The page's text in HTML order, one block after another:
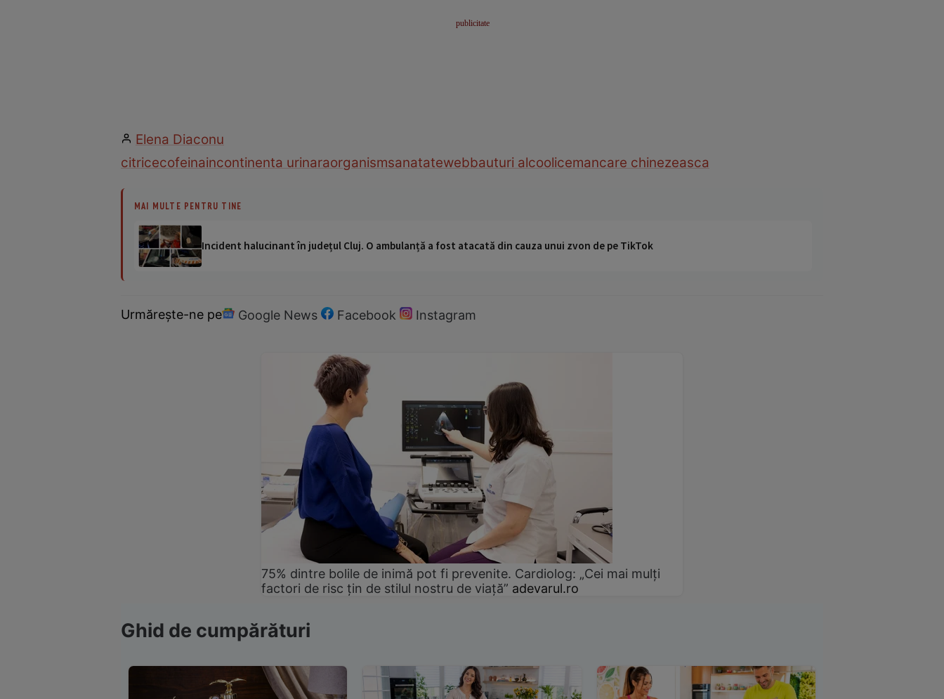
Elena Diaconu
citricecofeinaincontinenta urinaraorganismsanatatewebbauturi alcoolicemancare chinezeasca
MAI MULTE PENTRU TINE
Incident halucinant în județul Cluj. O ambulanță a fost atacată din cauza unui zvon de pe TikTok
Urmărește-ne pe Google News Facebook Instagram
75% dintre bolile de inimă pot fi prevenite. Cardiolog: „Cei mai mulți
factori de risc țin de stilul nostru de viață” adevarul.ro
Ghid de cumpărături